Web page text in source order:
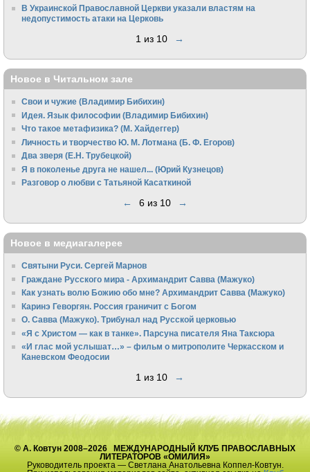
В Украинской Православной Церкви указали властям на
недопустимость атаки на Церковь
1 из 10 →
Новое в Читальном зале
Свои и чужие (Владимир Бибихин)
Идея. Язык философии (Владимир Бибихин)
Что такое метафизика? (М. Хайдеггер)
Личность и творчество Ю. М. Лотмана (Б. Ф. Егоров)
Два зверя (Е.Н. Трубецкой)
Я в поколенье друга не нашел... (Юрий Кузнецов)
Разговор о любви с Татьяной Касаткиной
← 6 из 10 →
Новое в медиагалерее
Святыни Руси. Сергей Марнов
Граждане Русского мира - Архимандрит Савва (Мажуко)
Как узнать волю Божию обо мне? Архимандрит Савва (Мажуко)
Каринэ Геворгян. Россия граничит с Богом
О. Савва (Мажуко). Трибунал над Русской церковью
«Я с Христом — как в танке». Парсуна писателя Яна Таксюра
«И глас мой услышат…» – фильм о митрополите Черкасском и
Каневском Феодосии
1 из 10 →
© А. Ковтун 2008–2026 МЕЖДУНАРОДНЫЙ КЛУБ ПРАВОСЛАВНЫХ
ЛИТЕРАТОРОВ «ОМИЛИЯ»
Руководитель проекта — Светлана Анатольевна Коппел-Ковтун.